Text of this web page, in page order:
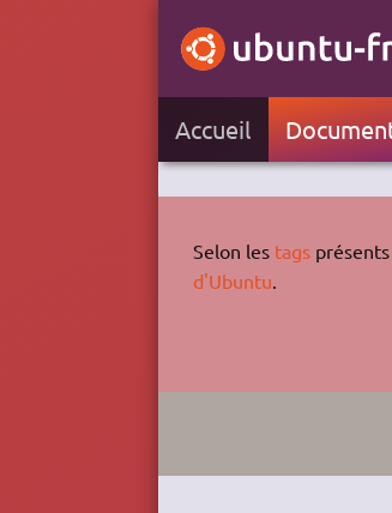
Accueil
Selon les tagsprésents
d'Ubuntu